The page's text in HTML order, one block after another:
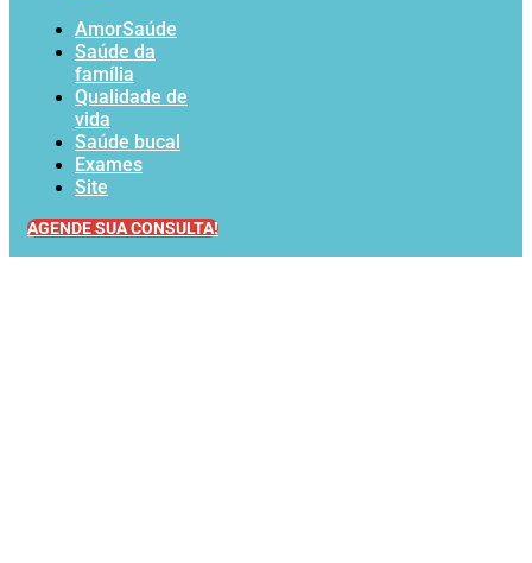
AmorSaúde
Saúde da
família
Qualidade de
vida
Saúde bucal
Exames
Site
AGENDE SUA CONSULTA!